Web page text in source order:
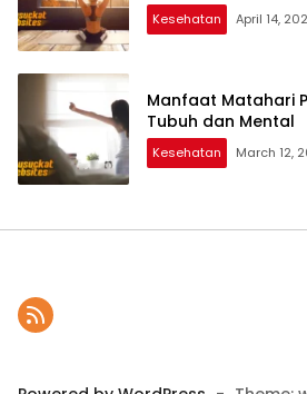
Kesehatan April 14,
Manfaat Matahari
Tubuh dan Mental
Kesehatan March 12,